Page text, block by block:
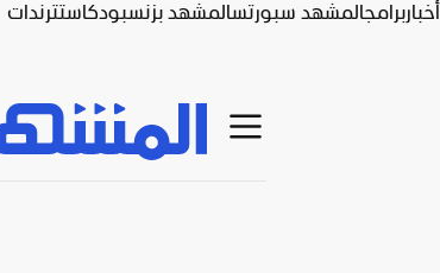
أخباربرامجالمشهد سبورتسالمشهد بزنسبودكاستترندات